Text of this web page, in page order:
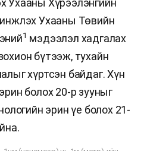
Ухааны Хүрээлэнгийн
Ухааны Төвийн
1 мэдээлэл хадгалах
бүтээж, тухайн
хүртсэн байдаг. Хүн
болох 20-р зууныг
эрин үе болох 21-